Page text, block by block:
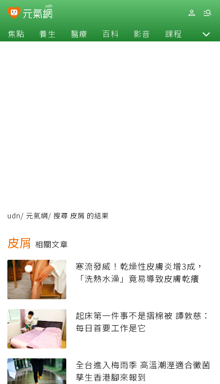
焦點 養生 醫療 百科 影音 課程 退休
udn/ 元氣網/ 搜尋 皮屑 的結果
皮屑 相關文章
寒流發威！乾燥性皮膚炎增3成，
「洗熱水澡」竟易導致皮膚乾癢
起床第一件事不是摺棉被 譚敦慈：
每日首要工作是它
全台進入梅雨季 高溫潮溼適合黴菌
孳生香港腳來報到